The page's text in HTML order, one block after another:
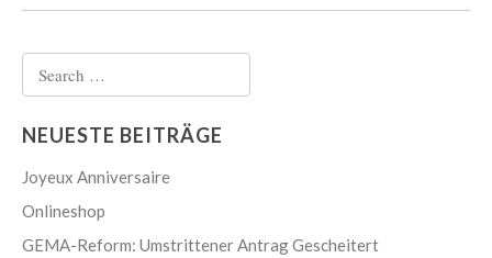
for:
NEUESTE BEITRÄGE
Joyeux Anniversaire
Onlineshop
GEMA-Reform: Umstrittener Antrag Gescheitert